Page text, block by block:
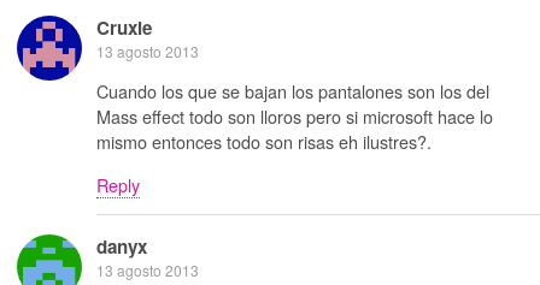
Cruxie
13 agosto 2013
Cuando los que se bajan los pantalones son los del
Mass effect todo son lloros pero si microsoft hace lo
mismo entonces todo son risas eh ilustres?.
Reply
danyx
13 agosto 2013